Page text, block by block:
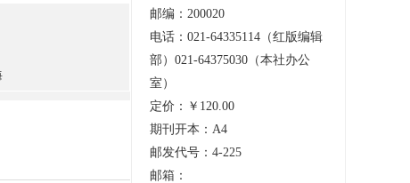
结合，从而使每一
邮编：200020
电话：021-64335114（红版编辑
部）021-64375030（本社办公
室）
定价：￥120.00
期刊开本：A4
邮发代号：4-225
邮箱：